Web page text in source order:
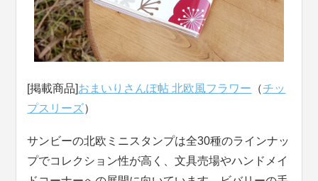
[掲載商品]おまいりさんぽ帖 北欧風フラワー （チッ
プスリーズ）
サンビーの北欧ミニスタンプは全30種のラインナッ
プでコレクション性が高く、文具売場やハンドメイ